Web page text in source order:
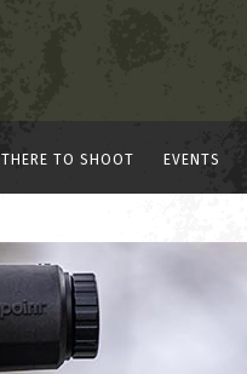
THERE TO SHOOT EVENTS